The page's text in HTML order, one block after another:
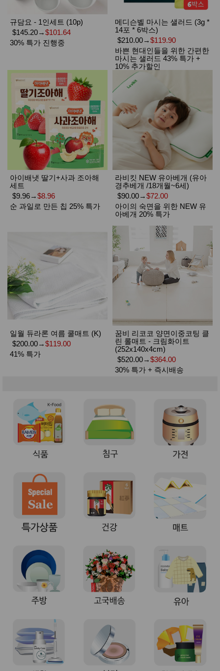
규담요 - 1인세트 (10p)
$145.20→$101.64
30% 특가 진행중
메디슨벨 마시는 샐러드 (3g *
14포 * 6박스)
$210.00→$119.90
바쁜 현대인들을 위한 간편한
마시는 샐러드 43% 특가 +
10% 추가할인
아이배냇 딸기+사과 조아해
세트
$9.96→$8.96
순 과일로 만든 칩 25% 특가
라비킷 NEW 유아베개 (유아
경추베개 /18개월~6세)
$90.00→$72.00
아이의 숙면을 위한 NEW 유
아베개 20% 특가
일월 듀라론 여름 쿨매트 (K)
$200.00→$119.00
41% 특가
꿈비 리코코 양면이중코팅 클
린 롤매트 - 크림화이트
(252x140x4cm)
$520.00→$364.00
30% 특가 + 즉시배송